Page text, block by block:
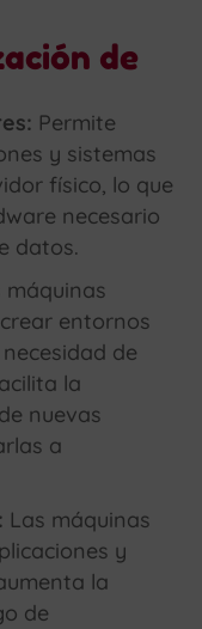
de
Permite
y sistemas
físico, lo que
necesario
datos.
máquinas
entornos
de
la
nuevas
a
Las máquinas
y
la
de